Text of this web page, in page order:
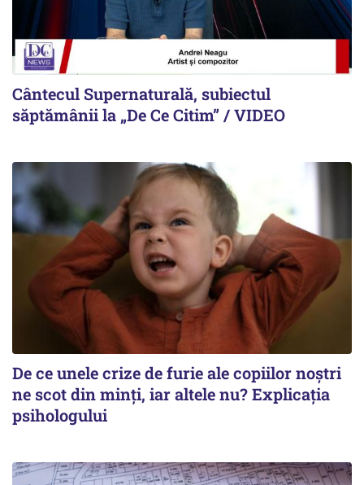
Cântecul Supernaturală, subiectul
săptămânii la „De Ce Citim” / VIDEO
De ce unele crize de furie ale copiilor noștri
ne scot din minți, iar altele nu? Explicația
psihologului